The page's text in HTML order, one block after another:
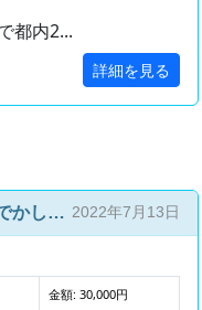
都内2...
詳細を見る
週に２日か３日 リモートワークでかして下さい。 2022年7月13日
金額: 30,000円